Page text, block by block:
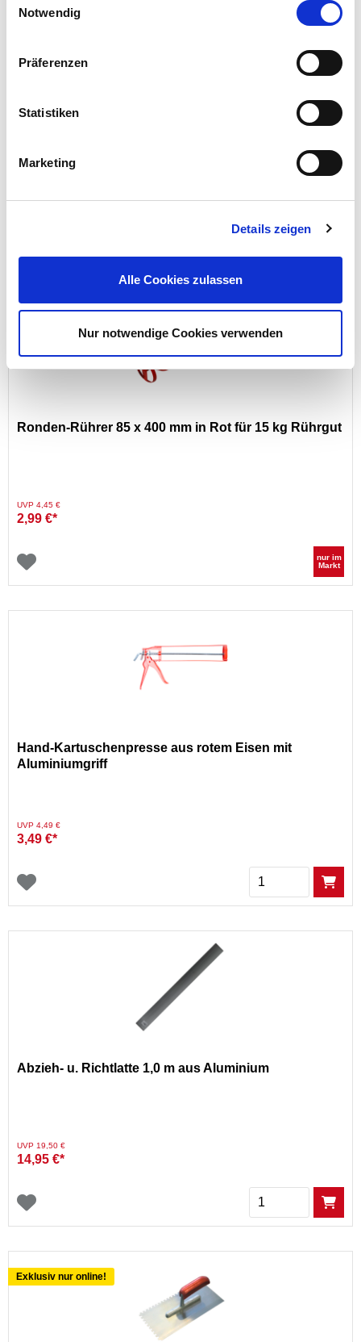
Notwendig
Präferenzen
Statistiken
Marketing
Details zeigen
Alle Cookies zulassen
Nur notwendige Cookies verwenden
Schlagschnur Roller Set mit Markierkreide
6,49 €*
Menge
Ronden-Rührer 85 x 400 mm in Rot für 15 kg Rührgut
Preis reduziert von
UVP 4,45 €auf
2,99 €*
nur im
Markt
Hand-Kartuschenpresse aus rotem Eisen mit
Aluminiumgriff
Preis reduziert von
UVP 4,49 €auf
3,49 €*
Menge
Abzieh- u. Richtlatte 1,0 m aus Aluminium
Preis reduziert von
UVP 19,50 €auf
14,95 €*
Menge
Exklusiv nur online!